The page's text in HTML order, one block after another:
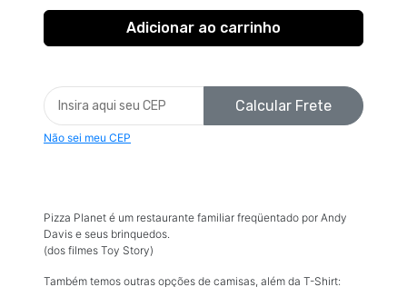
Calcular Frete
Não sei meu CEP
Pizza Planet é um restaurante familiar freqüentado por Andy
Davis e seus brinquedos.
(dos filmes Toy Story)
Também temos outras opções de camisas, além da T-Shirt: